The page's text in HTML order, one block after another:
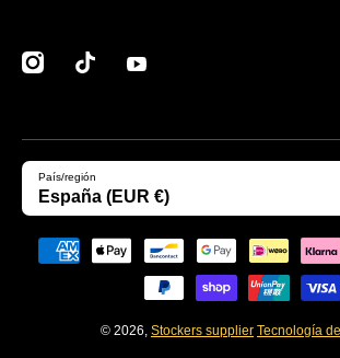
instagramcom/clubstockers/
tiktokcom/@stockerssupplier
youtubecom/
País/región
España (EUR €)
Formas de
© 2026, Stockers supplier Tecnología